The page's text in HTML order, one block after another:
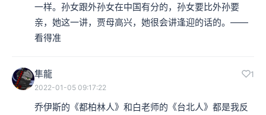
一样。孙女跟外孙女在中国有分的，孙女要比外孙要
亲，她这一讲，贾母高兴，她很会讲逢迎的话的。——
看得准
隼龍 1
2022-01-05 09:17:22
乔伊斯的《都柏林人》和白老师的《台北人》都是我反